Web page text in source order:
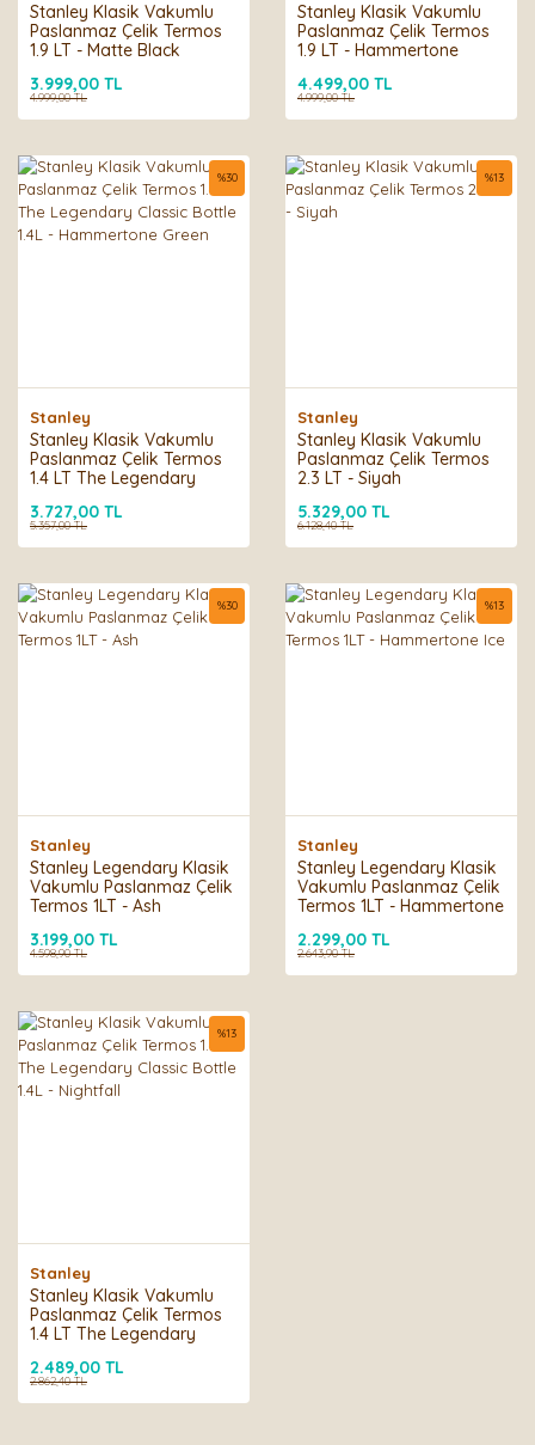
Stanley Klasik Vakumlu
Paslanmaz Çelik Termos
1.9 LT - Matte Black
3.999,00 TL
4.999,00 TL
Stanley Klasik Vakumlu
Paslanmaz Çelik Termos
1.9 LT - Hammertone
4.499,00 TL
4.999,00 TL
Stanley
Stanley Klasik Vakumlu
Paslanmaz Çelik Termos
1.4 LT The Legendary
Hammertone Green
%30
3.727,00 TL
5.357,00 TL
Stanley
Stanley Klasik Vakumlu
Paslanmaz Çelik Termos
2.3 LT - Siyah
%13
5.329,00 TL
6.128,40 TL
Stanley
Stanley Legendary Klasik
Vakumlu Paslanmaz Çelik
Termos 1LT - Ash
%30
3.199,00 TL
4.598,90 TL
Stanley
Stanley Legendary Klasik
Vakumlu Paslanmaz Çelik
Termos 1LT - Hammertone
%13
2.299,00 TL
2.643,90 TL
Stanley
Stanley Klasik Vakumlu
Paslanmaz Çelik Termos
1.4 LT The Legendary
Nightfall
%13
2.489,00 TL
2.862,40 TL